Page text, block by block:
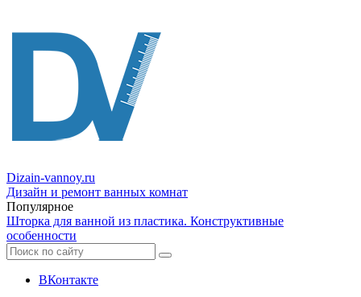
Dizain-vannoy.ru
Дизайн и ремонт ванных комнат
Популярное
Шторка для ванной из пластика. Конструктивные
особенности
ВКонтакте